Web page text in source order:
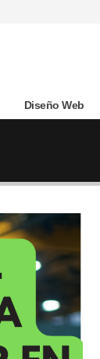
Diseño Web